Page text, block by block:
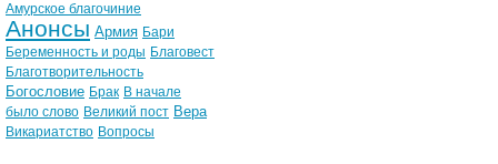
Амурское благочиние
Анонсы Армия Бари
Беременность и роды Благовест
Благотворительность
Богословие Брак В начале
было слово Великий пост Вера
Викариатство Вопросы